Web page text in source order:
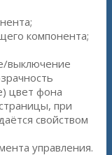
компонента;
выключение
цвет фона
при
свойством
управления.